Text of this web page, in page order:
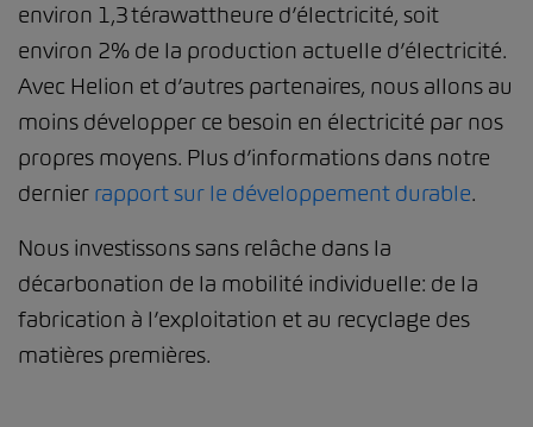
environ 1,3 térawattheure d’électricité, soit
environ 2% de la production actuelle d’électricité.
Avec Helion et d’autres partenaires, nous allons au
moins développer ce besoin en électricité par nos
propres moyens. Plus d’informations dans notre
dernier rapport sur le développement durable.
Nous investissons sans relâche dans la
décarbonation de la mobilité individuelle: de la
fabrication à l’exploitation et au recyclage des
matières premières.